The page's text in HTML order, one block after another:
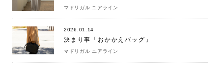
マドリガル ユアライン
2026.01.14
決まり事「おかかえバッグ」
マドリガル ユアライン